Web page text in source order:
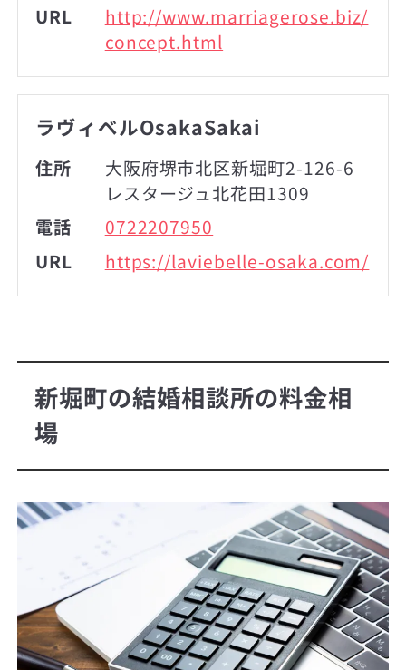
URL
http://www.marriagerose.biz/
concept.html
ラヴィベルOsakaSakai
住所
大阪府堺市北区新堀町2-126-6
レスタージュ北花田1309
電話
0722207950
URL
https://laviebelle-osaka.com/
新堀町の結婚相談所の料金相
場